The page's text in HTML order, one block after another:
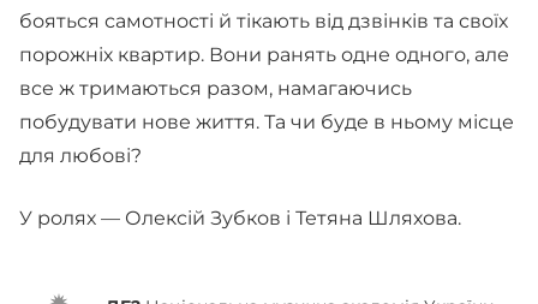
бояться самотності й тікають від дзвінків та своїх
порожніх квартир. Вони ранять одне одного, але
все ж тримаються разом, намагаючись
побудувати нове життя. Та чи буде в ньому місце
для любові?
У ролях — Олексій Зубков і Тетяна Шляхова.